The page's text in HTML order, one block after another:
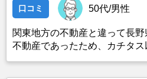
口コミ 50代/男性
関東地方の不動産と違って長
不動産であったため、カチタ